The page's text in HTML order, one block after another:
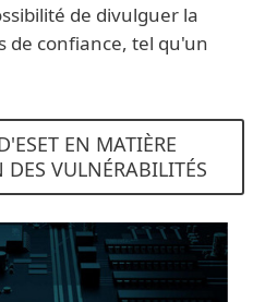
de divulguer la
de confiance, tel qu'un
EN MATIÈRE
VULNÉRABILITÉS